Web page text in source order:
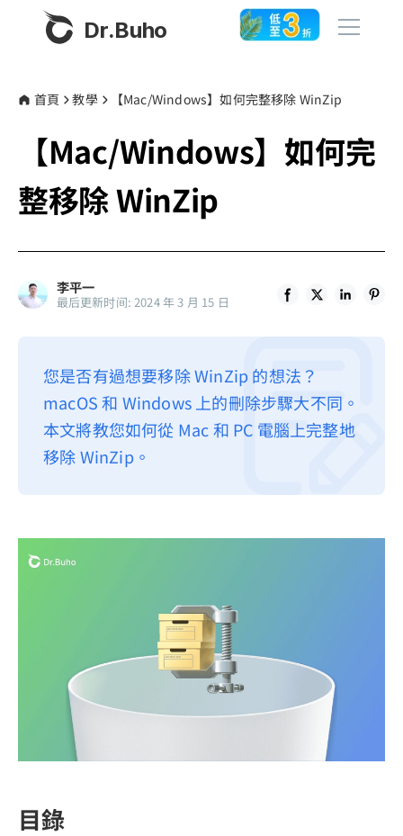
Dr.Buho
產品
BuhoCleaner
BuhoUnlocker
BuhoRepair
BuhoNTFS
商店
關於我們
聯絡我們
隱私權政策
服務條款
首頁 教學 【Mac/Windows】如何完整移除 WinZip
【Mac/Windows】如何完
整移除 WinZip
李平一
最后更新时间: 2024 年 3 月 15 日
您是否有過想要移除 WinZip 的想法？
macOS 和 Windows 上的刪除步驟大不同。
本文將教您如何從 Mac 和 PC 電腦上完整地
移除 WinZip。
目錄